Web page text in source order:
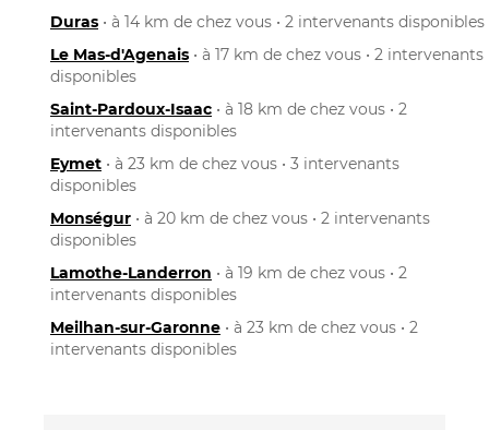
Duras • à 14 km de chez vous • 2 intervenants disponibles
Le Mas-d'Agenais • à 17 km de chez vous • 2 intervenants
disponibles
Saint-Pardoux-Isaac • à 18 km de chez vous • 2
intervenants disponibles
Eymet • à 23 km de chez vous • 3 intervenants
disponibles
Monségur • à 20 km de chez vous • 2 intervenants
disponibles
Lamothe-Landerron • à 19 km de chez vous • 2
intervenants disponibles
Meilhan-sur-Garonne • à 23 km de chez vous • 2
intervenants disponibles